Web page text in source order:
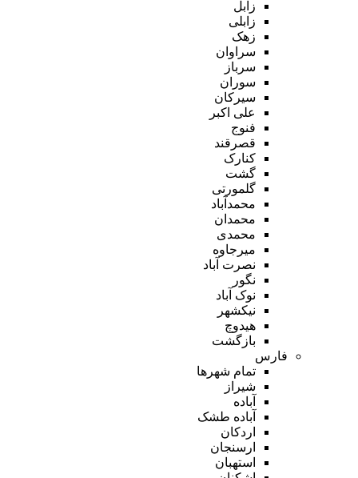
زابل
زابلی
زهک
سراوان
سرباز
سوران
سیرکان
علی اکبر
فنوج
قصرقند
کنارک
گشت
گلمورتی
محمدآباد
محمدان
محمدی
میرجاوه
نصرت آباد
نگور
نوک آباد
نیکشهر
هیدوچ
بازگشت
فارس
تمام شهر‌ها
شیراز
آباده
آباده طشک
اردکان
ارسنجان
استهبان